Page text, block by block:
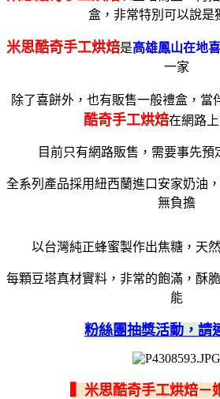
盒，非常特別可以說是
米思酷奇手工烘焙是高雄鳳山在地
一家
除了喜餅外，也有販售一般禮盒，當
酷奇手工烘焙在網路
目前只有網路販售，需要事先預
全系列產品採用紐西蘭進口安家奶油
無負擔
以台灣純正蜂蜜製作出焦糖，天
每顆豆塔真材實料，非常的飽滿，酥
能
粉絲團抽獎活動，請
▍米思酷奇手工烘焙－